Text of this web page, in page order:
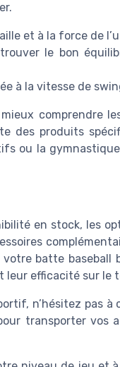
et à la force de
le bon
à la vitesse de
comprendre
produits
ou la
en stock, les
batte baseball
leur efficacité sur le
n’hésitez pas à
transporter vos